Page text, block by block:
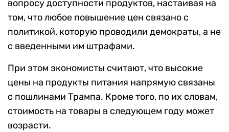
вопросу доступности продуктов, настаивая на
том, что любое повышение цен связано с
политикой, которую проводили демократы, а не
с введенными им штрафами.
При этом экономисты считают, что высокие
цены на продукты питания напрямую связаны
с пошлинами Трампа. Кроме того, по их словам,
стоимость на товары в следующем году может
возрасти.